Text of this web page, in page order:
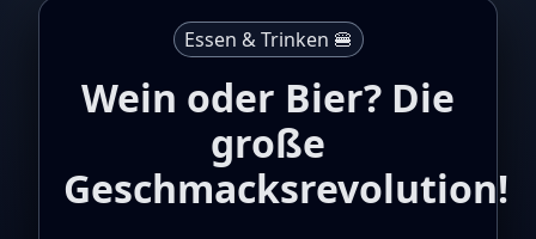
Essen & Trinken 🍔
Wein oder Bier? Die
große
Geschmacksrevolution!